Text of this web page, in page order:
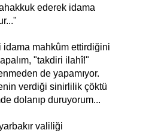
ederek idama
idama mahkûm ettirdiğini
"takdiri ilahî!"
de yapamıyor.
verdiği sinirlilik çöktü
dolanıp duruyorum...
valiliği